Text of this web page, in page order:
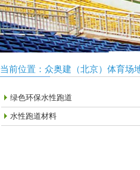
当前位置： 众奥建（北京）体育场
绿色环保水性跑道
水性跑道材料